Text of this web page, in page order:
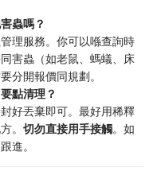
蟲嗎？
理服務。你可以喺查詢時
害蟲（如老鼠、螞蟻、床
分開報價同規劃。
點清理？
好丟棄即可。最好用稀釋
。切勿直接用手接觸。如
進。